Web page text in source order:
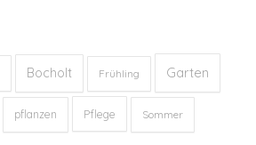
Bocholt Frühling Garten
pflanzen Pflege Sommer